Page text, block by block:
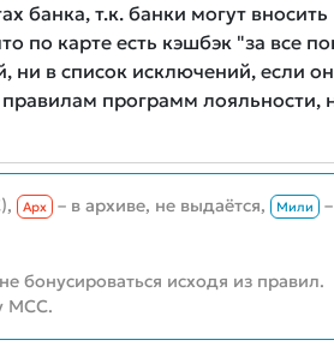
банка, т.к. банки могут вносить
по карте есть кэшбэк "за все
ни в список исключений, если он
программ лояльности,
Aрх – в архиве, не выдаётся, Мили
бонусироваться исходя из правил.
MCC.